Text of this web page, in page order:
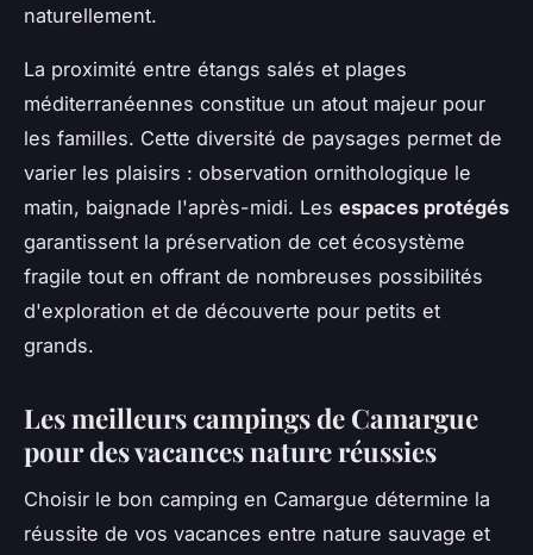
naturellement.
La proximité entre étangs salés et plages
méditerranéennes constitue un atout majeur pour
les familles. Cette diversité de paysages permet de
varier les plaisirs : observation ornithologique le
matin, baignade l'après-midi. Les espaces protégés
garantissent la préservation de cet écosystème
fragile tout en offrant de nombreuses possibilités
d'exploration et de découverte pour petits et
grands.
Les meilleurs campings de Camargue
pour des vacances nature réussies
Choisir le bon camping en Camargue détermine la
réussite de vos vacances entre nature sauvage et